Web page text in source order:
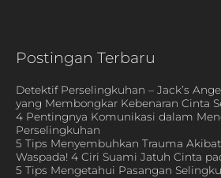
Postingan Terbaru
Detektif Perselingkuhan – Jack’s
yang Membongkar Kebenaran Cinta
4 Pentingnya Komunikasi dalam
Perselingkuhan
5 Tips Menyembuhkan Trauma
Waspada! 4 Ciri Suami Jatuh Cinta
5 Tips Mengetahui Pasangan